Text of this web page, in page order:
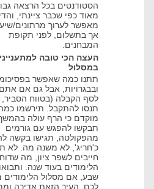
הסטודנטים בכל הרצאה
מאוד כפי שכבר ציינתי,
מאפשר לערוך מרתונים/
אך בתשלום, לפני תקופת
המבחנים.
העצה הכי טובה
במסלול
תתנו כמה שאפשר
ובבגרויות, אבל גם אם
לסף הקבלה (בטווח הסביר,
תנסו להתקבל. תירשמו
מוקדם כי הרף עולה
תבקשו להפגש עם גורמים
מהפקולטה, תגישו בקשה
כ'חריג', לא משנה מה. לא
חייבים לשפר ציון, מה
הלימודים בעוד שנה.
שבע, אם מסלול הלימודים
לכם. העיר הזאת אדירה